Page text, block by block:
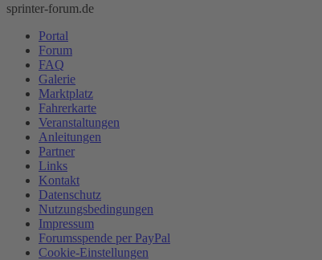
sprinter-forum.de
Portal
Forum
FAQ
Galerie
Marktplatz
Fahrerkarte
Veranstaltungen
Anleitungen
Partner
Links
Kontakt
Datenschutz
Nutzungsbedingungen
Impressum
Forumsspende per PayPal
Cookie-Einstellungen